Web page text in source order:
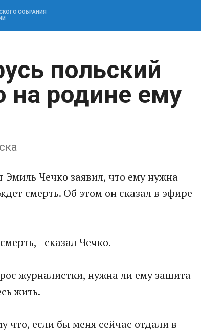
СОБРАНИЯ
польский
на родине ему
Чечко заявил, что ему нужна
смерть. Об этом он сказал в эфире
- сказал Чечко.
журналистки, нужна ли ему защита
жить.
что, если бы меня сейчас отдали в